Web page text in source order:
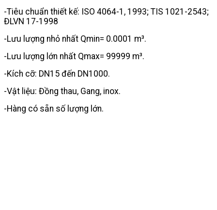
-Tiêu chuẩn thiết kế: ISO 4064-1, 1993; TIS 1021-2543;
ĐLVN 17-1998
-Lưu lượng nhỏ nhất Qmin= 0.0001 m³.
-Lưu lượng lớn nhất Qmax= 99999 m³.
-Kích cỡ: DN15 đến DN1000.
-Vật liệu: Đồng thau, Gang, inox.
-Hàng có sẵn số lượng lớn.